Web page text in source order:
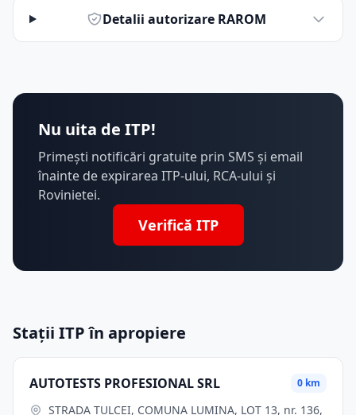
Detalii autorizare RAROM
Nu uita de ITP!
Primești notificări gratuite prin SMS și email
înainte de expirarea ITP-ului, RCA-ului și
Rovinietei.
Verifică ITP
Stații ITP în apropiere
AUTOTESTS PROFESIONAL SRL 0 km